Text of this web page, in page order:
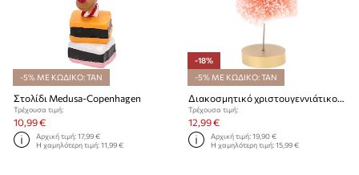
-5% ΜΕ ΚΩΔΙΚΟ: TAN
Στολίδι Medusa-Copenhagen
Τρέχουσα τιμή:
10,99 €
Αρχική τιμή:17,99 €
Η χαμηλότερη τιμή:11,99 €
-18%
-5% ΜΕ ΚΩΔΙΚΟ: TAN
Τρέχουσα τιμή:
12,99 €
Αρχική τιμή:19,90 €
Η χαμηλότερη τιμή:15,99 €